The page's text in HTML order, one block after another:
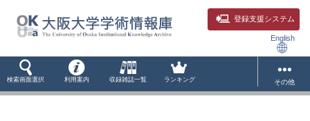
登録支援システム
English
検索画面選択 利用案内 収録雑誌一覧 ランキング その他